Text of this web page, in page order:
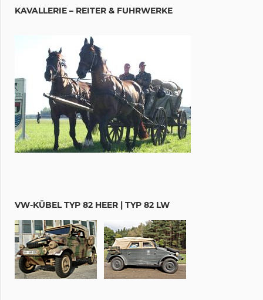
KAVALLERIE – REITER & FUHRWERKE
VW-KÜBEL TYP 82 HEER | TYP 82 LW